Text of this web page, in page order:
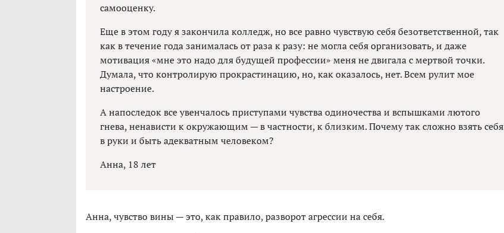
самооценку.
Еще в этом году я закончила колледж, но все равно чувствую себя безответственной, так
как в течение года занималась от раза к разу: не могла себя организовать, и даже
мотивация «мне это надо для будущей профессии» меня не двигала с мертвой точки.
Думала, что контролирую прокрастинацию, но, как оказалось, нет. Всем рулит мое
настроение.
А напоследок все увенчалось приступами чувства одиночества и вспышками лютого
гнева, ненависти к окружающим — в частности, к близким. Почему так сложно взять себя
в руки и быть адекватным человеком?
Анна, 18 лет
Анна, чувство вины — это, как правило, разворот агрессии на себя.